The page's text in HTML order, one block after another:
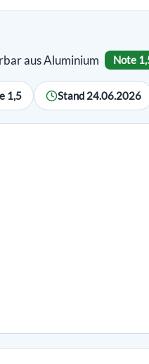
aus Aluminium Note
1,5 Stand 24.06.2026